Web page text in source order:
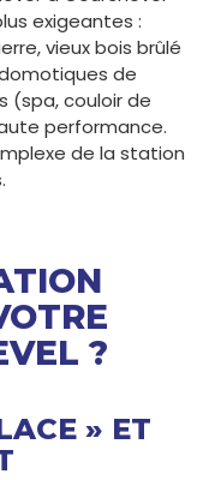
exigeantes :
vieux bois brûlé
de
(spa, couloir de
performance.
de la station
?
» ET